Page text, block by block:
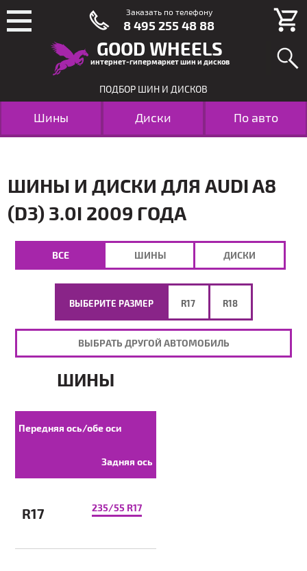
GOOD WHEELS
интернет-гипермаркет шин и дисков
ПОДБОР ШИН И ДИСКОВ
Шины Диски По авто
ШИНЫ И ДИСКИ ДЛЯ AUDI A8
(D3) 3.0I 2009 ГОДА
ВЫБЕРИТЕ РАЗМЕР R17 R18
ВЫБРАТЬ ДРУГОЙ АВТОМОБИЛЬ
ВСЕ ШИНЫ ДИСКИ
ШИНЫ
Передняя ось/обе оси
Задняя ось
R17 235/55 R17
Заказать по телефону
8 495 255 48 88